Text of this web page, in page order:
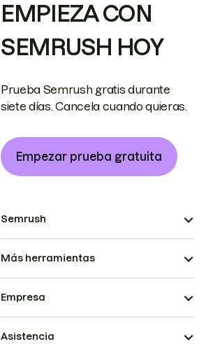
EMPIEZA CON
SEMRUSH HOY
Prueba Semrush gratis durante
siete días. Cancela cuando quieras.
Empezar prueba gratuita
Semrush
Más herramientas
Empresa
Asistencia